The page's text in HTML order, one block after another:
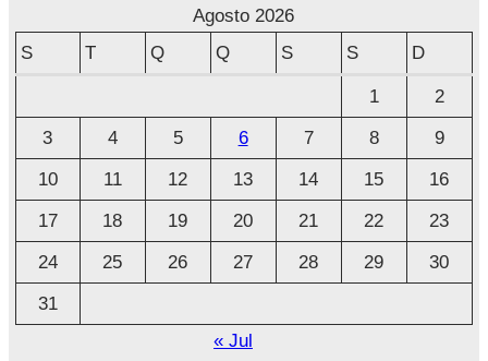
v
o
Agosto 2026
S
T Q Q S S D
1
2
3
4 5 6 7 8
9
10
11 12 13 14 15
16
17
18 19 20 21 22
23
24
25 26 27 28 29
30
31
« Jul